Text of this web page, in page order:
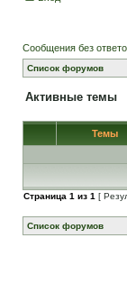
Сообщения без
Список форумов
Активные темы
Темы
Страница 1 из 1 [
Список форумов